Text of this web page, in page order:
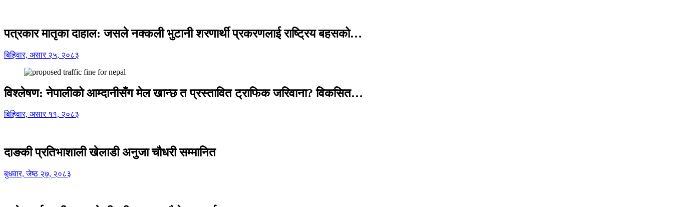
पत्रकार मातृका दाहाल: जसले नक्कली भुटानी शरणार्थी प्रकरणलाई राष्ट्रिय बहसको…
बिहिवार, असार २५, २०८३
विश्लेषण: नेपालीको आम्दानीसँग मेल खान्छ त प्रस्तावित ट्राफिक जरिवाना? विकसित…
बिहिवार, असार ११, २०८३
दाङकी प्रतिभाशाली खेलाडी अनुजा चौधरी सम्मानित
बुधवार, जेष्ठ २७, २०८३